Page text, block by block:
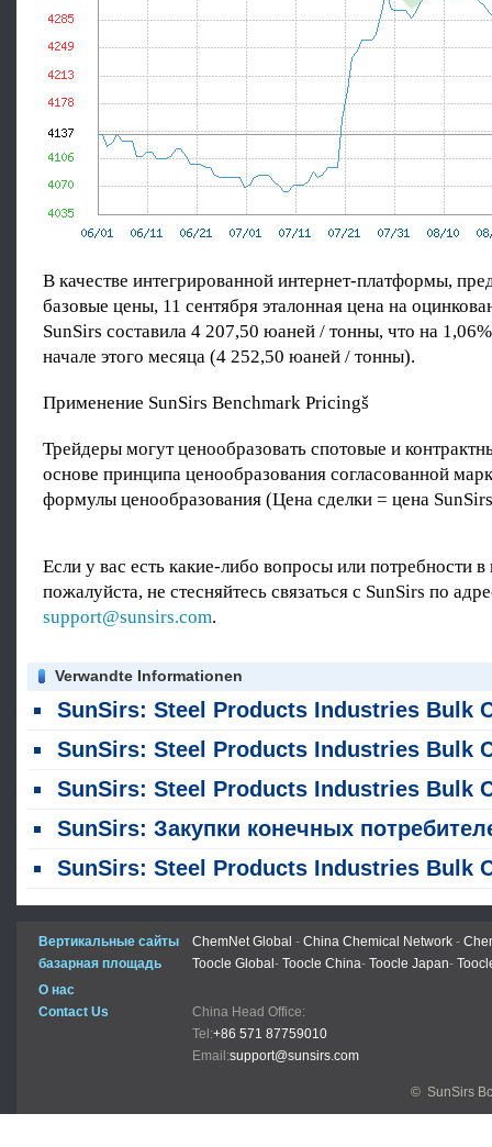
В качестве интегрированной интернет-платформы,
базовые цены, 11 сентября эталонная цена на
SunSirs составила 4 207,50 юаней / тонны, что на
начале этого месяца (4 252,50 юаней / тонны).
Применение SunSirs Benchmark Pricingš
Трейдеры могут ценообразовать спотовые и
основе принципа ценообразования согласованной
формулы ценообразования (Цена сделки = цена
Если у вас есть какие-либо вопросы или потребности в
пожалуйста, не стесняйтесь связаться с SunSirs по
support@sunsirs.com.
Verwandte Informationen
SunSirs: Steel Products Industries Bulk Commodity Intelligence (5 августа 2026
SunSirs: Steel Products Industries Bulk Commodity Intelligence (30 июля
SunSirs: Steel Products Industries Bulk Commodity Intelligence (29 июля 2026
SunSirs: Закупки конечных потребителей незначительно снизились, а цены на оцинкованные стальные листы и катушки
SunSirs: Steel Products Industries Bulk Commodity Intelligence (24 июля 2026
Вертикальные сайты ChemNet Global - China Chemical Network -
базарная площадь
Toocle Global - Toocle China- Toocle Japan-
О нас
Contact Us
China Head Office:
Tel:+86 571 87759010
Email:support@sunsirs.com
© SunSirs